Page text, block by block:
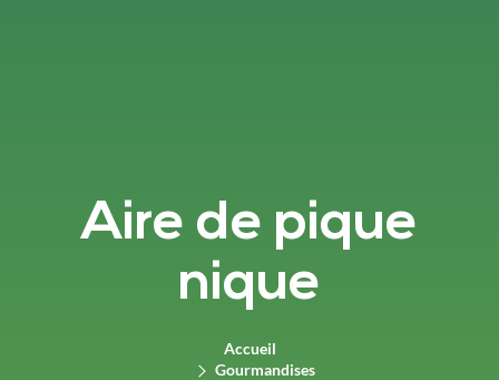
Aire de pique
nique
Accueil
Gourmandises